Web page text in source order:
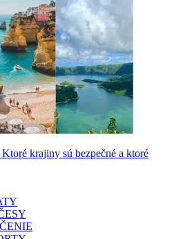
krajiny sú bezpečné a ktoré